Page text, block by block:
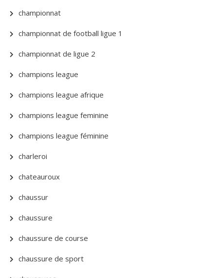
championnat
championnat de football ligue 1
championnat de ligue 2
champions league
champions league afrique
champions league feminine
champions league féminine
charleroi
chateauroux
chaussur
chaussure
chaussure de course
chaussure de sport